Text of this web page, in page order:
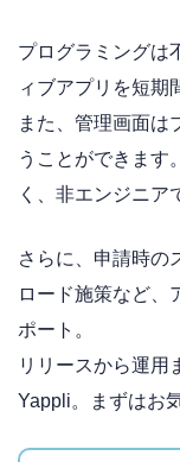
プログラミングは
ィブアプリを短期
また、管理画面は
うことができます
く、非エンジニア
さらに、申請時の
ロード施策など、
ポート。
リリースから運用
Yappli。まずはお